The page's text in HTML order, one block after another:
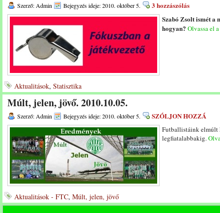
Szerző: Admin Bejegyzés ideje: 2010. október 5.
3 hozzászólás
Szabó Zsolt ismét a
hogyan? Olvassa el
Aktualitások, Statisztika
Múlt, jelen, jövő. 2010.10.05.
Szerző: Admin Bejegyzés ideje: 2010. október 5. SZÓLJON HOZZÁ
Futballistáink elmúlt
legfiatalabbakig.
Aktualitások - FTC, Múlt, jelen, jövő